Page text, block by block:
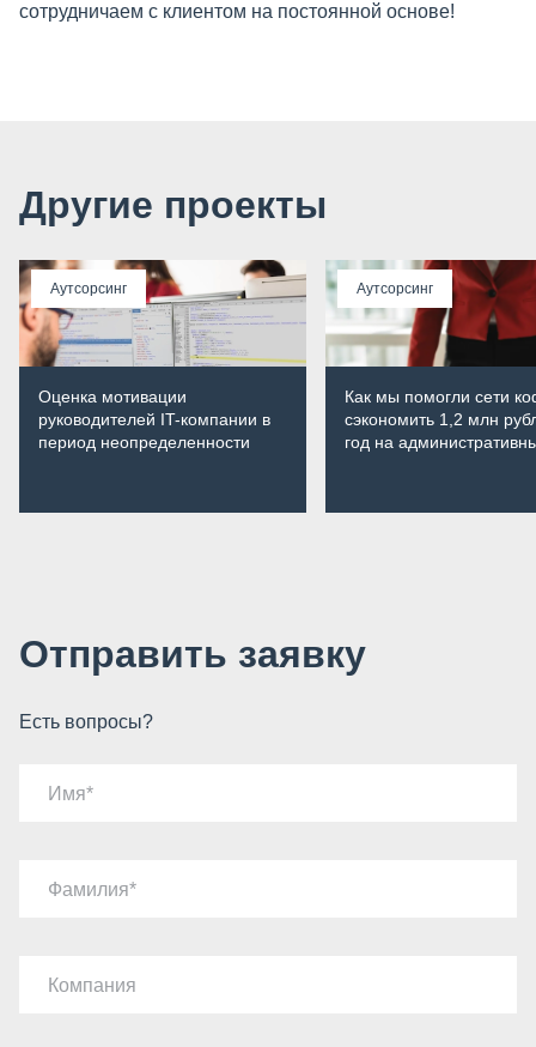
сотрудничаем с клиентом на постоянной основе!
Другие проекты
Аутсорсинг
Оценка мотивации
руководителей IT-компании в
период неопределенности
Аутсорсинг
Как мы помогли сети
сэкономить 1,2 млн
год на
Отправить заявку
Есть вопросы?
Имя
Фамилия
Компания